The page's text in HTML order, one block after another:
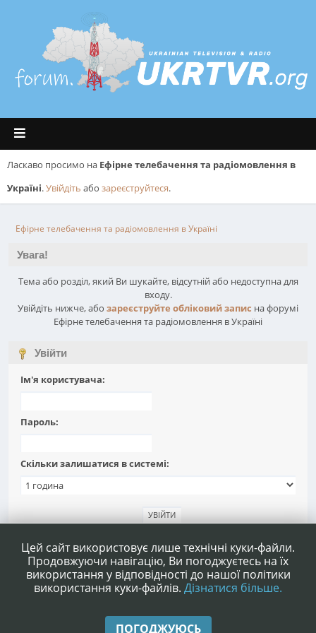
Ласкаво просимо на Ефірне телебачення та радіомовлення в
Україні.Увійдіть або зареєструйтеся.
Ефірне телебачення та радіомовлення в Україні
Увага!
Тема або розділ, який Ви шукайте, відсутній або недоступна для
входу.
Увійдіть нижче, або зареєструйте обліковий запис на форумі
Ефірне телебачення та радіомовлення в Україні
Увійти
Ім'я користувача:
Пароль:
Скільки залишатися в системі:
Допомога|Умови та правила|Нагору ▲
Цей сайт використовує лише технічні куки-файли.
Продовжуючи навігацію, Ви погоджуєтесь на їх
використання у відповідності до нашої політики
використання куки-файлів. Дізнатися більше.
ПОГОДЖУЮСЬ